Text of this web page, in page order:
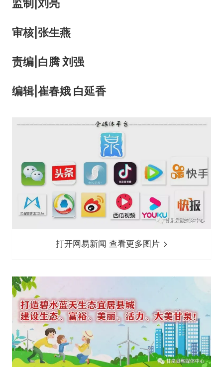
监制|刘亮
审核| 张生燕
责编|白腾 刘强
编辑| 崔春娥 白延香
打开网易新闻 查看更多图片